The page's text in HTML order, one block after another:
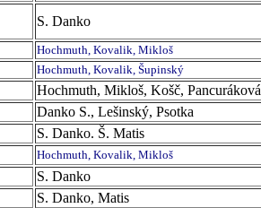
S. Danko
Hochmuth, Kovalik, Mikloš
Hochmuth, Kovalik, Šupinský
Hochmuth, Mikloš, Košč, Pancuráková
Danko S., Lešinský, Psotka
S. Danko. Š. Matis
Hochmuth, Kovalik, Mikloš
S. Danko
S. Danko, Matis